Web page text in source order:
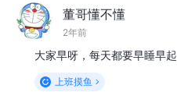
董哥懂不懂
2年前
大家早呀，每天都要早睡早起
上班摸鱼